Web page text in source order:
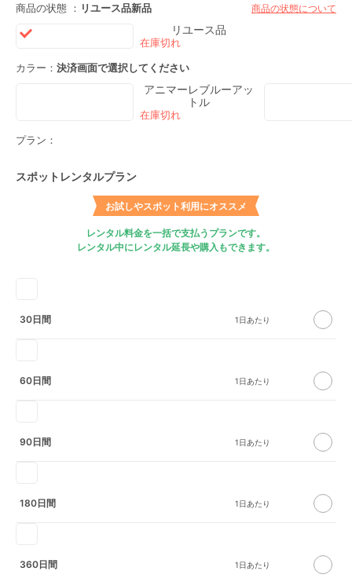
商品の状態 ： リユース品新品 商品の状態について
リユース品
カラー： 決済画面で選択してください
アニマーレブルーアッ
トル
プラン：
スポットレンタルプラン
お試しやスポット利用にオススメ
レンタル料金を一括で支払うプランです。
レンタル中にレンタル延長や購入もできます。
30日間
60日間
90日間
180日間
360日間